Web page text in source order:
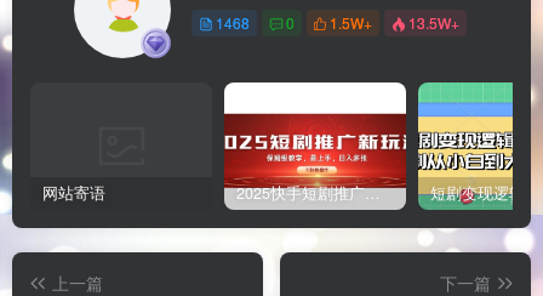
1468 0 1.5W+ 13.5W+
网站寄语 2025快手短剧推广新玩法，保姆级教学，日入多张，可矩阵操作
上一篇
下一篇